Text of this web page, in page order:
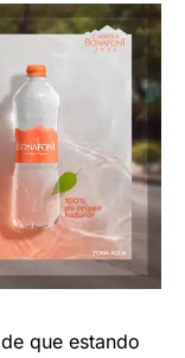
que estando